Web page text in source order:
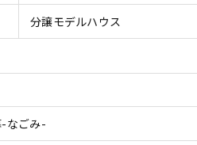
分譲モデルハウス
-なごみ-